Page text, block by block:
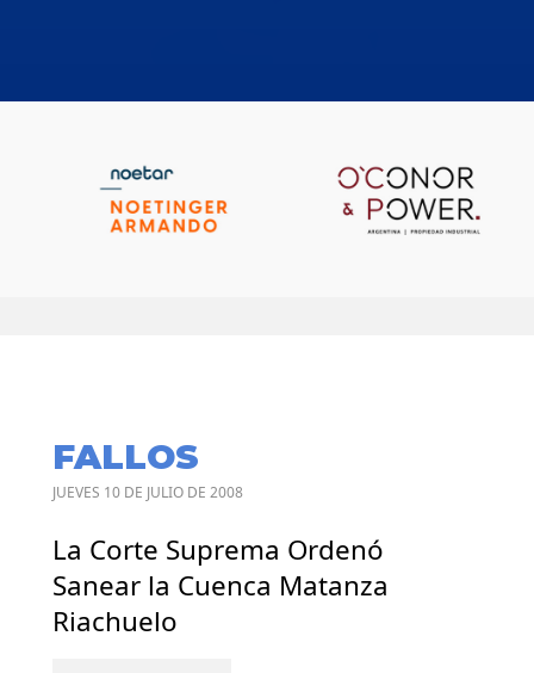
FALLOS
JUEVES 10 DE JULIO DE 2008
La Corte Suprema Ordenó
Sanear la Cuenca Matanza
Riachuelo